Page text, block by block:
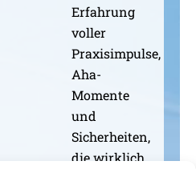
Erfahrung
voller
Praxisimpulse,
Aha-
Momente
und
Sicherheiten,
die wirklich